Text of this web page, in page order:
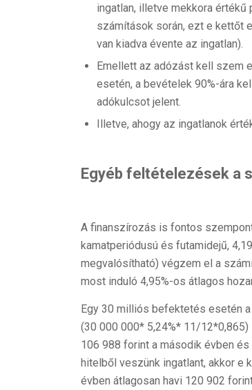
ingatlan, illetve mekkora
számítások során, ezt e kettőt
van kiadva évente az ingatlan).
Emellett az adózást kell szem
esetén, a bevételek 90%-ára
adókulcsot jelent.
Illetve, ahogy az ingatlanok
Egyéb feltételezések a
A finanszírozás is fontos
kamatperiódusú és futamidejű,
megvalósítható) végzem el a
most induló 4,95%-os átlagos
Egy 30 milliós befektetés esetén
(30 000 000* 5,24%* 11/
106 988 forint a második évben
hitelből veszünk ingatlant, akkor e
évben átlagosan havi 120 902